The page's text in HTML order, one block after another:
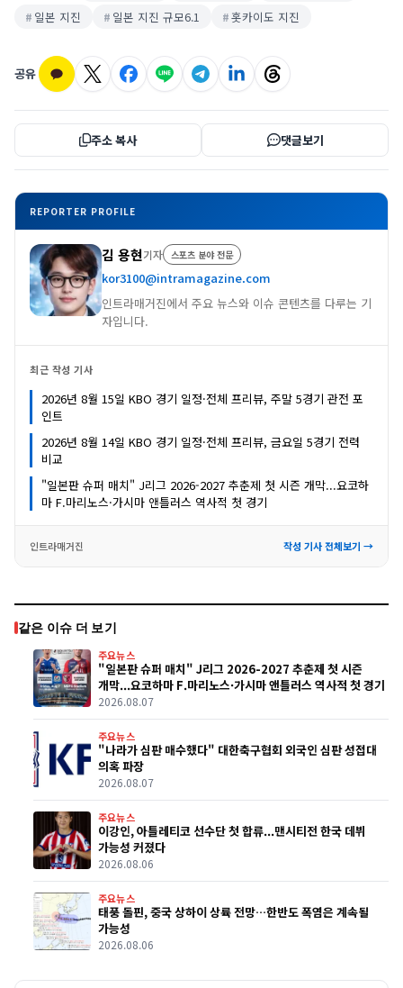
일본 지진 일본 지진 규모6.1 홋카이도 지진
공유
주소 복사 댓글보기
REPORTER PROFILE
김 용현기자 스포츠 분야 전문
kor3100@intramagazine.com
인트라매거진에서 주요 뉴스와 이슈 콘텐츠를 다루는 기
자입니다.
최근 작성 기사
2026년 8월 15일 KBO 경기 일정·전체 프리뷰, 주말 5경기 관전 포
인트
2026년 8월 14일 KBO 경기 일정·전체 프리뷰, 금요일 5경기 전력
비교
"일본판 슈퍼 매치" J리그 2026-2027 추춘제 첫 시즌 개막...요코하
마 F.마리노스·가시마 앤틀러스 역사적 첫 경기
인트라매거진 작성 기사 전체보기 →
같은 이슈 더 보기
주요뉴스
"일본판 슈퍼 매치" J리그 2026-2027 추춘제 첫 시즌
개막...요코하마 F.마리노스·가시마 앤틀러스 역사적 첫 경기
2026.08.07
주요뉴스
"나라가 심판 매수했다" 대한축구협회 외국인 심판 성접대
의혹 파장
2026.08.07
주요뉴스
이강인, 아틀레티코 선수단 첫 합류...맨시티전 한국 데뷔
가능성 커졌다
2026.08.06
주요뉴스
태풍 돌핀, 중국 상하이 상륙 전망…한반도 폭염은 계속될
가능성
2026.08.06